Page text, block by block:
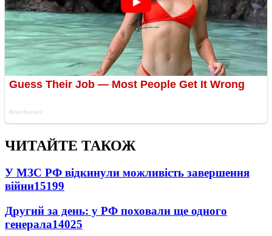
ЧИТАЙТЕ ТАКОЖ
У МЗС РФ відкинули можливість завершення
війни15199
Другий за день: у РФ поховали ще одного
генерала14025